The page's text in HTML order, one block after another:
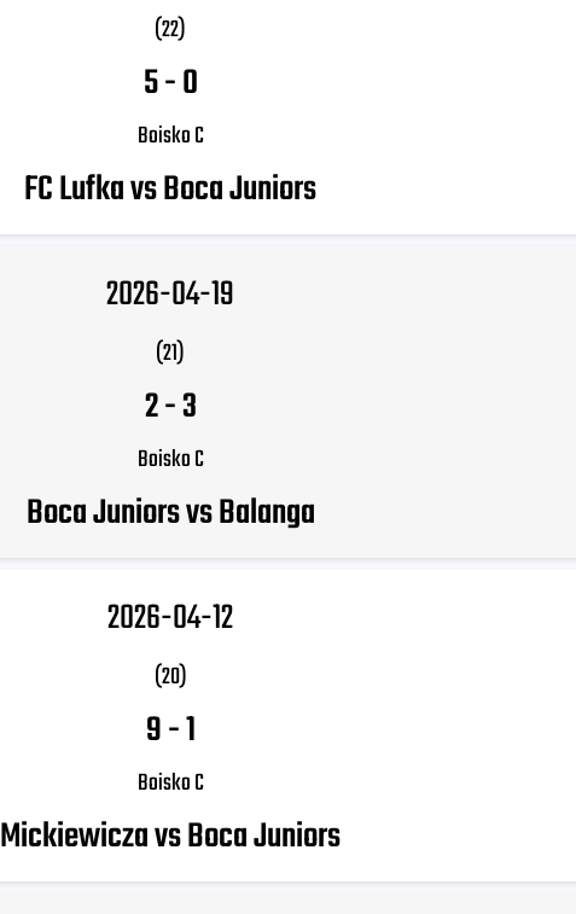
(22)
5-0
Boisko C
FC Lufka vs Boca Juniors
2026-04-19
(21)
2-3
Boisko C
Boca Juniors vs Balanga
2026-04-12
(20)
9-1
Boisko C
Mickiewicza vs Boca Juniors